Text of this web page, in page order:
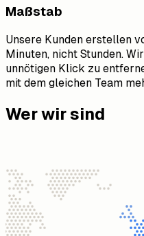
Maßstab
Unsere Kunden erstellen
Minuten, nicht Stunden.
unnötigen Klick zu
mit dem gleichen Team
Wer wir sind